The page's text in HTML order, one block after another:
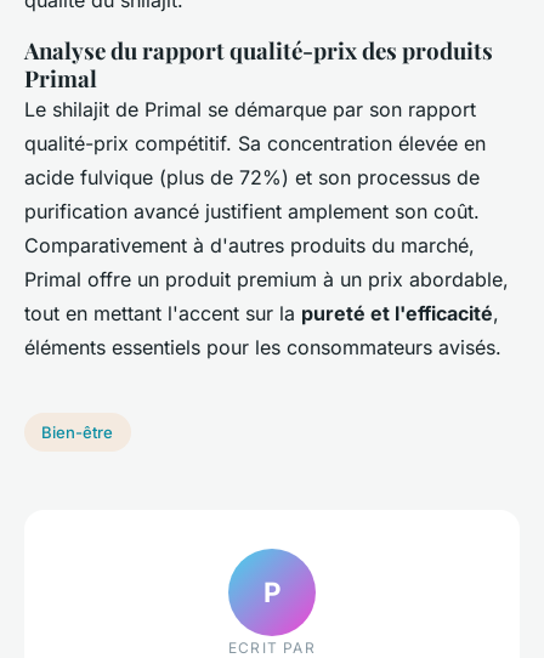
Analyse du rapport qualité-prix des produits
Primal
Le shilajit de Primal se démarque par son rapport
qualité-prix compétitif. Sa concentration élevée en
acide fulvique (plus de 72%) et son processus de
purification avancé justifient amplement son coût.
Comparativement à d'autres produits du marché,
Primal offre un produit premium à un prix abordable,
tout en mettant l'accent sur la pureté et l'efficacité,
éléments essentiels pour les consommateurs avisés.
Bien-être
P
ECRIT PAR